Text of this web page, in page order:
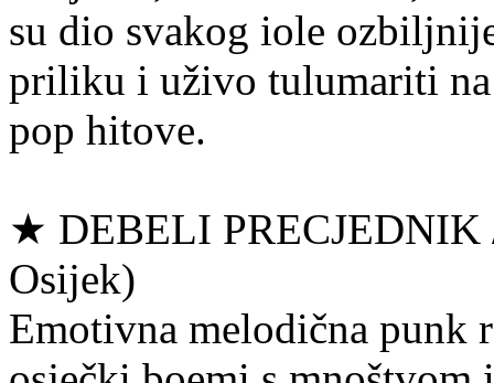
su dio svakog iole
priliku i uživo tulumariti na
pop hitove.
★ DEBELI PRECJEDNIK
Osijek)
Emotivna melodična punk